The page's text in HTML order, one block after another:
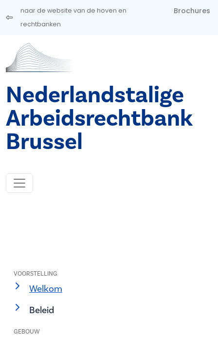
Overslaan en naar de inhoud gaan
naar de website van de hoven en
rechtbanken
Brochures
Nederlandstalige
Arbeidsrechtbank
Brussel
VOORSTELLING
Welkom
Beleid
GEBOUW